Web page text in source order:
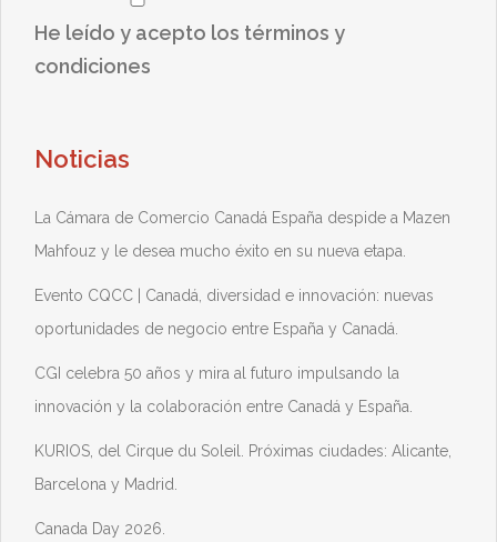
He leído y acepto los términos y
condiciones
Noticias
La Cámara de Comercio Canadá España despide a Mazen
Mahfouz y le desea mucho éxito en su nueva etapa.
Evento CQCC | Canadá, diversidad e innovación: nuevas
oportunidades de negocio entre España y Canadá.
CGI celebra 50 años y mira al futuro impulsando la
innovación y la colaboración entre Canadá y España.
KURIOS, del Cirque du Soleil. Próximas ciudades: Alicante,
Barcelona y Madrid.
Canada Day 2026.